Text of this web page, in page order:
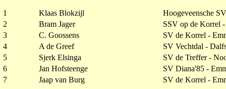
1 Klaas Blokzijl
Hoogeveensche
2
Bram Jager
SSV op de Korrel
3
C. Goossens
SV de Korrel -
4
A de Greef
SV Vechtdal -
5
Sjerk Elsinga
SV de Treffer -
6
Jan Hofsteenge
SV Diana'85 -
7
Jaap van Burg SV de Korrel -